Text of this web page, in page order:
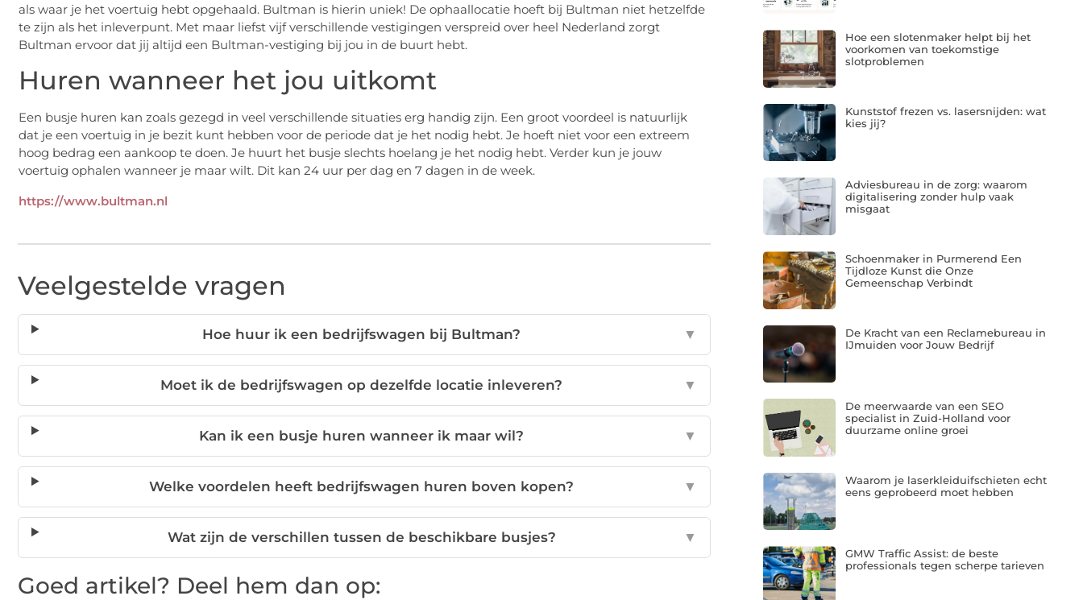
als waar je het voertuig hebt opgehaald. Bultman is hierin uniek! De ophaallocatie hoeft bij Bultman niet hetzelfde
te zijn als het inleverpunt. Met maar liefst vijf verschillende vestigingen verspreid over heel Nederland zorgt
Bultman ervoor dat jij altijd een Bultman-vestiging bij jou in de buurt hebt.
Huren wanneer het jou uitkomt
Een busje huren kan zoals gezegd in veel verschillende situaties erg handig zijn. Een groot voordeel is natuurlijk
dat je een voertuig in je bezit kunt hebben voor de periode dat je het nodig hebt. Je hoeft niet voor een extreem
hoog bedrag een aankoop te doen. Je huurt het busje slechts hoelang je het nodig hebt. Verder kun je jouw
voertuig ophalen wanneer je maar wilt. Dit kan 24 uur per dag en 7 dagen in de week.
https://www.bultman.nl
Veelgestelde vragen
Hoe huur ik een bedrijfswagen bij Bultman? ▼
Moet ik de bedrijfswagen op dezelfde locatie inleveren? ▼
Kan ik een busje huren wanneer ik maar wil? ▼
Welke voordelen heeft bedrijfswagen huren boven kopen? ▼
Wat zijn de verschillen tussen de beschikbare busjes? ▼
Goed artikel? Deel hem dan op:
Hoe een slotenmaker helpt bij het
voorkomen van toekomstige
slotproblemen
Kunststof frezen vs. lasersnijden: wat
kies jij?
Adviesbureau in de zorg: waarom
digitalisering zonder hulp vaak
misgaat
Schoenmaker in Purmerend Een
Tijdloze Kunst die Onze
Gemeenschap Verbindt
De Kracht van een Reclamebureau in
IJmuiden voor Jouw Bedrijf
De meerwaarde van een SEO
specialist in Zuid-Holland voor
duurzame online groei
Waarom je laserkleiduifschieten echt
eens geprobeerd moet hebben
GMW Traffic Assist: de beste
professionals tegen scherpe tarieven